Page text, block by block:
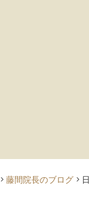
藤間院長のブログ